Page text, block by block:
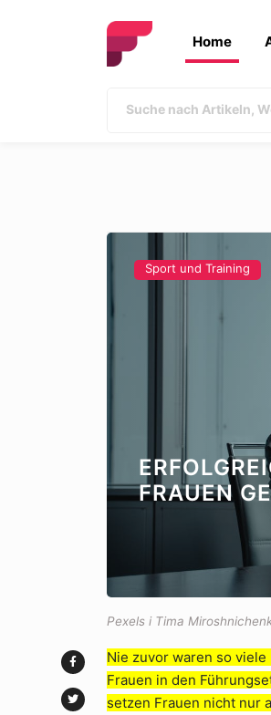
Home
Sport und Training
FRAUEN
Pexels i Tima
Nie zuvor waren so
Frauen in den
setzen Frauen nicht nur